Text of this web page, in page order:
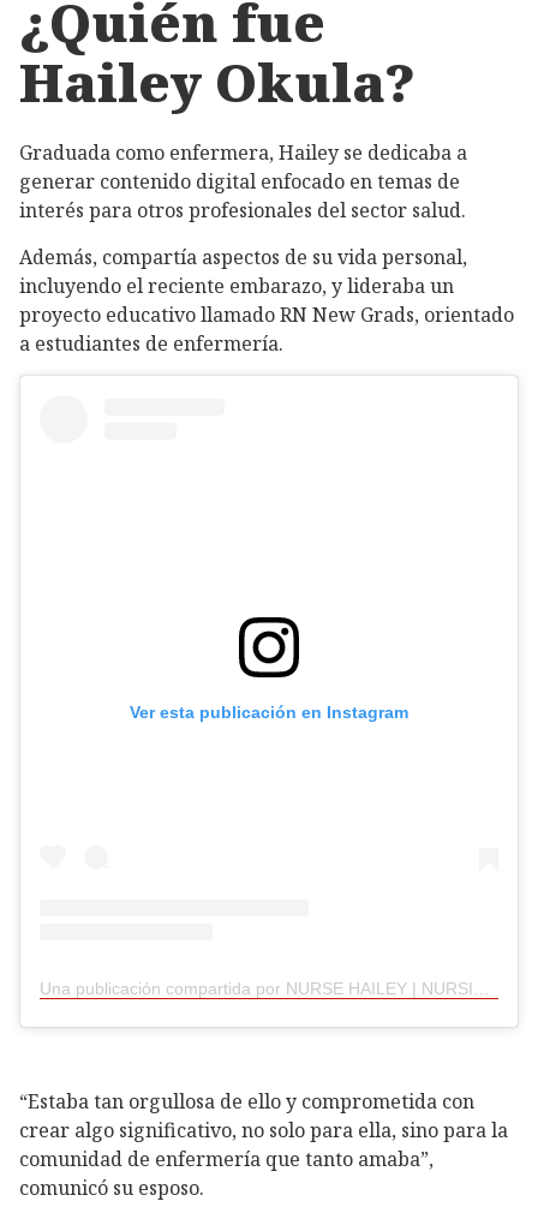
¿Quién fue
Hailey Okula?
Graduada como enfermera, Hailey se dedicaba a
generar contenido digital enfocado en temas de
interés para otros profesionales del sector salud.
Además, compartía aspectos de su vida personal,
incluyendo el reciente embarazo, y lideraba un
proyecto educativo llamado RN New Grads, orientado
a estudiantes de enfermería.
Ver esta publicación en Instagram
“Estaba tan orgullosa de ello y comprometida con
crear algo significativo, no solo para ella, sino para la
comunidad de enfermería que tanto amaba”,
comunicó su esposo.